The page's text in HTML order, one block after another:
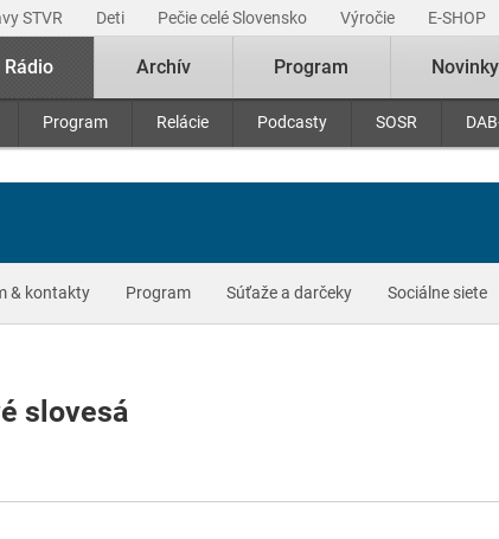
STVR Deti Pečie celé Slovensko Výročie E-SHOP
Rádio
Program Relácie Podcasty SOSR
Archív Program Novinky
& kontakty Program Súťaže a darčeky Sociálne siete
slovesá